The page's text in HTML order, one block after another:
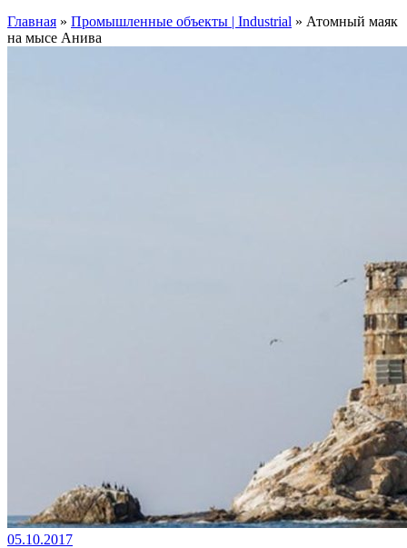
Главная » Промышленные объекты | Industrial » Атомный маяк
на мысе Анива
05.10.2017